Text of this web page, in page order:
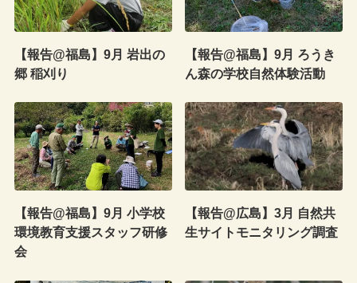
【報告@福島】9月 岩出の
郷 稲刈り
【報告@福島】9月 ろうき
ん森の学校自然体験活動
【報告@福島】9月 小学校
環境教育支援スタッフ研修
会
【報告@広島】3月 自然共
生サイトモニタリング調査